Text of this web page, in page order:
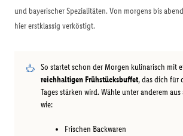
und bayerischer Spezialitäten. Von morgens bis
hier erstklassig verköstigt.
So startet schon der Morgen kulinarisch mit
reichhaltigen Frühstücksbuffet, das dich für
Tages stärken wird. Wähle unter anderem
wie:
Frischen Backwaren